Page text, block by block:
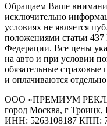
Обращаем Ваше
исключительно
условиях не является
положениями статьи 437
Федерации. Все цены
на авто и при условии
обязательные
и оплачиваются
ООО «ПРЕМИУМ
город Москва, г Троицк,
ИНН: 5263108187 КПП: